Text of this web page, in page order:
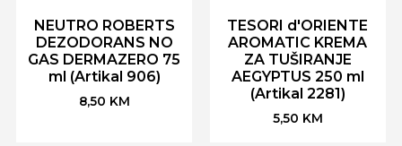
NEUTRO ROBERTS
DEZODORANS NO
GAS DERMAZERO 75
ml (Artikal 906)
8,50 KM
TESORI d'ORIENTE
AROMATIC KREMA
ZA TUŠIRANJE
AEGYPTUS 250 ml
(Artikal 2281)
5,50 KM